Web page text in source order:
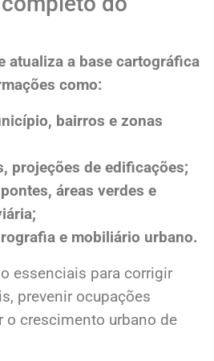
atualiza a base cartográfica
como:
bairros e zonas
projeções de edificações;
áreas verdes e
e mobiliário urbano.
essenciais para corrigir
prevenir ocupações
o crescimento urbano de